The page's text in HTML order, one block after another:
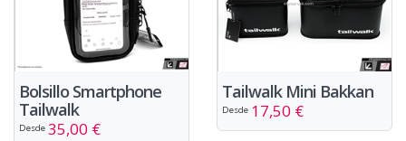
Bolsillo Smartphone
Tailwalk
Desde 35,00 €
Tailwalk Mini Bakkan
Desde 17,50 €